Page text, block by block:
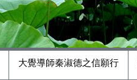
大覺導師秦淑德之信願行